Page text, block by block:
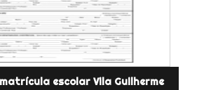
escolar Vila Guilherme